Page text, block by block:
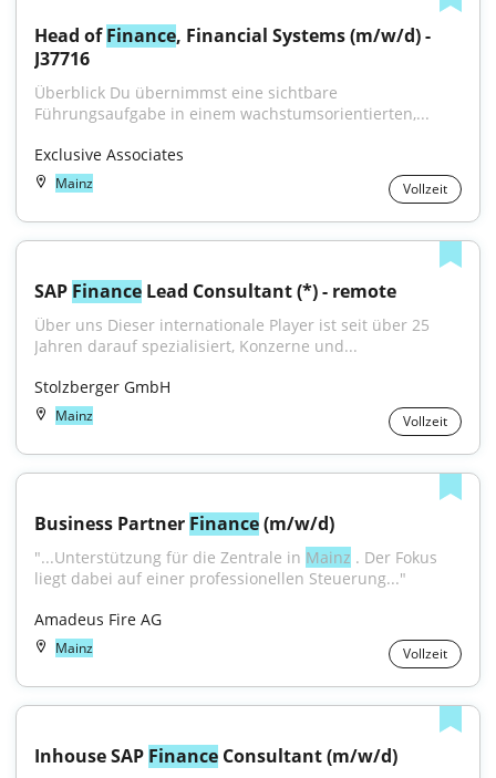
Head of Finance, Financial Systems (m/w/d) -
J37716
Überblick Du übernimmst eine sichtbare
Führungsaufgabe in einem wachstumsorientierten,...
Exclusive Associates
Mainz Vollzeit
SAP Finance Lead Consultant (*) - remote
Über uns Dieser internationale Player ist seit über 25
Jahren darauf spezialisiert, Konzerne und...
Stolzberger GmbH
Mainz Vollzeit
Business Partner Finance (m/w/d)
"...Unterstützung für die Zentrale in Mainz . Der Fokus
liegt dabei auf einer professionellen Steuerung..."
Amadeus Fire AG
Mainz Vollzeit
Inhouse SAP Finance Consultant (m/w/d)